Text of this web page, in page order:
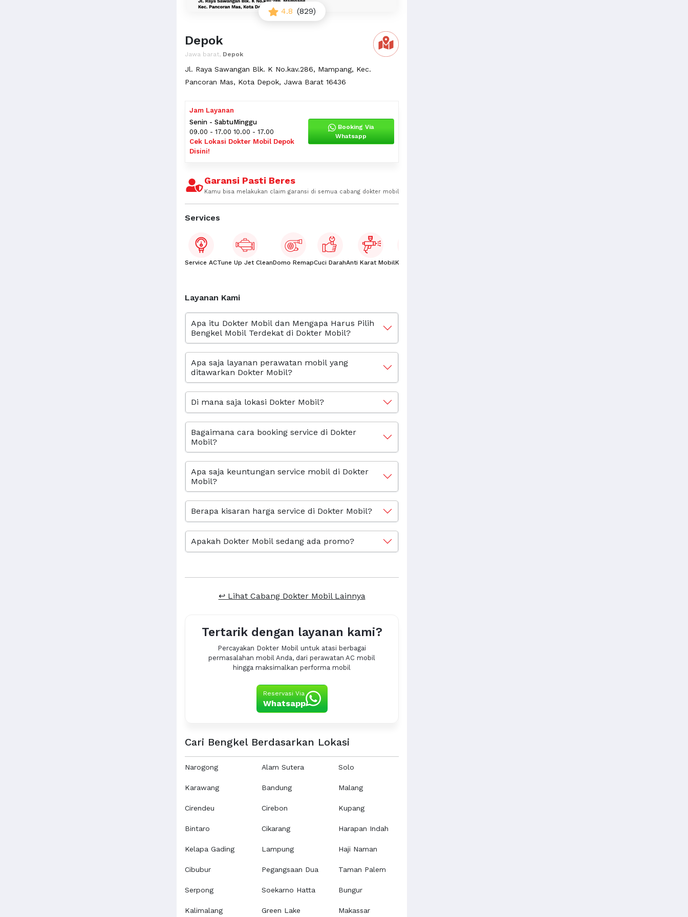
4.8 (829)
Depok
Jawa barat, Depok
Jl. Raya Sawangan Blk. K No.kav.286, Mampang, Kec.
Pancoran Mas, Kota Depok, Jawa Barat 16436
Jam Layanan
Senin - Sabtu
09.00 - 17.00
Minggu
10.00 - 17.00
Cek Lokasi Dokter Mobil Depok
Disini!
Booking Via
Whatsapp
Garansi Pasti Beres
Kamu bisa melakukan claim garansi di semua cabang dokter mobil
Services
Service ACTune Up Jet CleanDomo RemapCuci DarahAnti Karat MobilKaca Film
Layanan Kami
Apa itu Dokter Mobil dan Mengapa Harus Pilih
Bengkel Mobil Terdekat di Dokter Mobil?
Apa saja layanan perawatan mobil yang
ditawarkan Dokter Mobil?
Di mana saja lokasi Dokter Mobil?
Bagaimana cara booking service di Dokter
Mobil?
Apa saja keuntungan service mobil di Dokter
Mobil?
Berapa kisaran harga service di Dokter Mobil?
Apakah Dokter Mobil sedang ada promo?
↩ Lihat Cabang Dokter Mobil Lainnya
Tertarik dengan layanan kami?
Percayakan Dokter Mobil untuk atasi berbagai
permasalahan mobil Anda, dari perawatan AC mobil
hingga maksimalkan performa mobil
Reservasi Via
Whatsapp
Cari Bengkel Berdasarkan Lokasi
Narogong
Karawang
Cirendeu
Bintaro
Kelapa Gading
Cibubur
Serpong
Kalimalang
Alam Sutera
Bandung
Cirebon
Cikarang
Lampung
Pegangsaan Dua
Soekarno Hatta
Green Lake
Solo
Malang
Kupang
Harapan Indah
Haji Naman
Taman Palem
Bungur
Makassar